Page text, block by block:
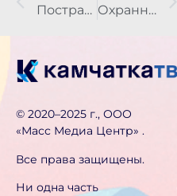
Пострадавшая от лап медведя в Петропавловске скончалась в больнице Охраннику «Лагуны» вынесли приговор за драку на Камчатке
©️ 2020–2025 г., ООО
«Масс Медиа Центр» .
Все права защищены.
Ни одна часть